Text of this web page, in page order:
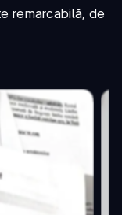
remarcabilă, de